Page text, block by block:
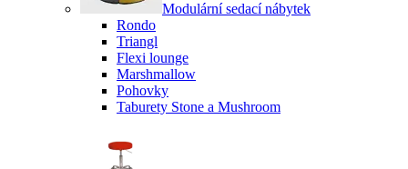
Modulární sedací nábytek
Rondo
Triangl
Flexi lounge
Marshmallow
Pohovky
Taburety Stone a Mushroom